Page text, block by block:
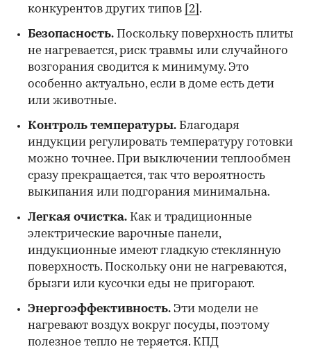
конкурентов других типов [2] .
Безопасность. Поскольку поверхность плиты
не нагревается, риск травмы или случайного
возгорания сводится к минимуму. Это
особенно актуально, если в доме есть дети
или животные.
Контроль температуры. Благодаря
индукции регулировать температуру готовки
можно точнее. При выключении теплообмен
сразу прекращается, так что вероятность
выкипания или подгорания минимальна.
Легкая очистка. Как и традиционные
электрические варочные панели,
индукционные имеют гладкую стеклянную
поверхность. Поскольку они не нагреваются,
брызги или кусочки еды не пригорают.
Энергоэффективность. Эти модели не
нагревают воздух вокруг посуды, поэтому
полезное тепло не теряется. КПД